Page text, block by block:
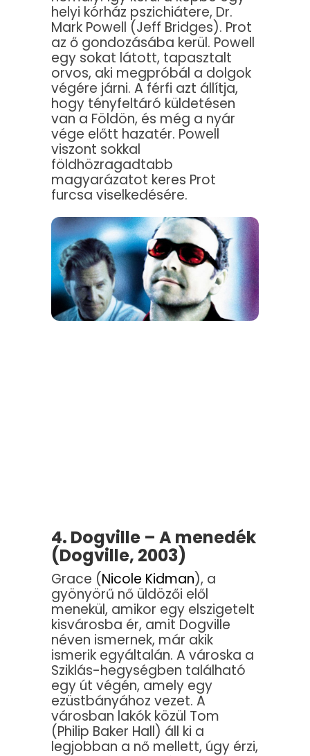
helyi kórház pszichiátere, Dr.
Mark Powell (Jeff Bridges). Prot
az ő gondozásába kerül. Powell
egy sokat látott, tapasztalt
orvos, aki megpróbál a dolgok
végére járni. A férfi azt állítja,
hogy tényfeltáró küldetésen
van a Földön, és még a nyár
vége előtt hazatér. Powell
viszont sokkal
földhözragadtabb
magyarázatot keres Prot
furcsa viselkedésére.
4. Dogville – A menedék
(Dogville, 2003)
Grace (Nicole Kidman), a
gyönyörű nő üldözői elől
menekül, amikor egy elszigetelt
kisvárosba ér, amit Dogville
néven ismernek, már akik
ismerik egyáltalán. A városka a
Sziklás-hegységben található
egy út végén, amely egy
ezüstbányához vezet. A
városban lakók közül Tom
(Philip Baker Hall) áll ki a
legjobban a nő mellett, úgy érzi,